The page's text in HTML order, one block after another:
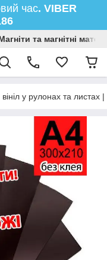
час. VIBER
та магнітні
у рулонах та листах